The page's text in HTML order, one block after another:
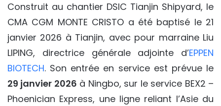
Construit au chantier DSIC Tianjin Shipyard, le
CMA CGM MONTE CRISTO a été baptisé le 21
janvier 2026 à Tianjin, avec pour marraine Liu
LIPING, directrice générale adjointe d’EPPEN
BIOTECH. Son entrée en service est prévue le
29 janvier 2026 à Ningbo, sur le service BEX2 –
Phoenician Express, une ligne reliant l’Asie du